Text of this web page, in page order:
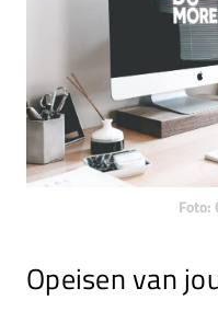
Foto:
Opeisen van